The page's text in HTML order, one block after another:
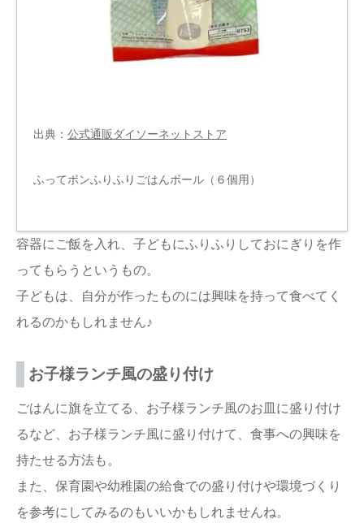
出典： 公式通販ダイソーネットストア
ふってポンふりふりごはんボール（６個用）
容器にご飯を入れ、子どもにふりふりしておにぎりを作
ってもらうというもの。
子どもは、自分が作ったものには興味を持って食べてく
れるのかもしれません♪
お子様ランチ風の盛り付け
ごはんに旗を立てる、お子様ランチ風のお皿に盛り付け
るなど、お子様ランチ風に盛り付けて、食事への興味を
持たせる方法も。
また、保育園や幼稚園の給食での盛り付けや環境づくり
を参考にしてみるのもいいかもしれませんね。